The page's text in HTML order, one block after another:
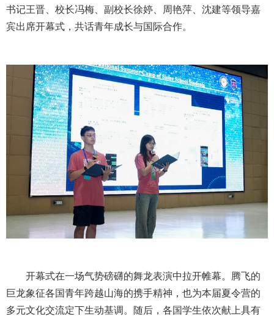
书记王晋、校长冯梅、副校长徐婷、周艳萍、沈建等领导嘉
宾出席开幕式，共话青年成长与国际合作。
开幕式在一场气势磅礴的舞龙表演中拉开帷幕。腾飞的
巨龙象征各国青年跨越山海的携手精神，也为本届夏令营的
多元文化交流定下生动基调。随后，各国学生依次献上具有